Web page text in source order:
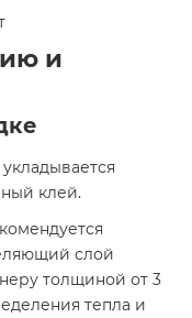
и
укладывается
клей.
слой
толщиной от 3
тепла и